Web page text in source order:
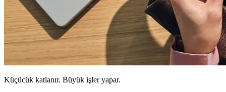
Küçücük katlanır. Büyük işler yapar.